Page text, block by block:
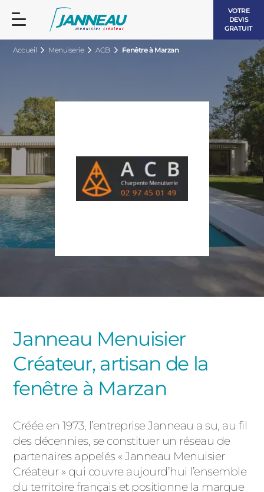
VOTRE
DEVIS
GRATUIT
Accueil Menuiserie ACB Fenêtre à Marzan
Janneau Menuisier
Créateur, artisan de la
fenêtre à Marzan
Créée en 1973, l’entreprise Janneau a su, au fil
des décennies, se constituer un réseau de
partenaires appelés « Janneau Menuisier
Créateur » qui couvre aujourd’hui l’ensemble
du territoire français et positionne la marque
FENÊTRES ET PORTES-FENÊTRES
BOIS
ALUMINIUM
BAIES VITRÉES
PORTES D’ENTRÉELES INTEMPORELLES
VOLETS ROULANTS
PERGOLAS
CLÔTURES